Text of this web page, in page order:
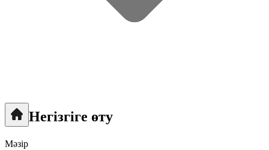
Негізгіге өту
Мәзір